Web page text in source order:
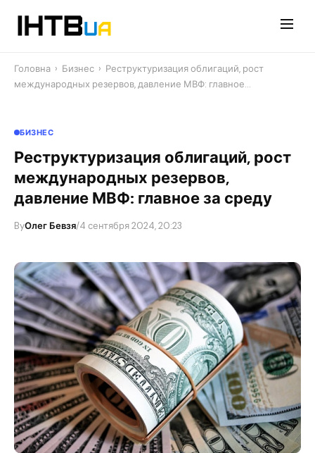
Головна › Бизнес › Реструктуризация облигаций, рост
международных резервов, давление МВФ: главное…
БИЗНЕС
Реструктуризация облигаций, рост
международных резервов,
давление МВФ: главное за среду
ByОлег Бевзя/4 сентября 2024, 20:23